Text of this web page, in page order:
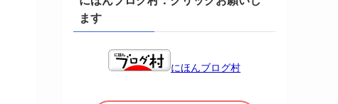
ます
にほんブログ村